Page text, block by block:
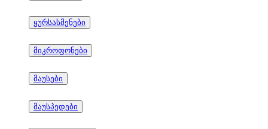
ყურსასმენები
მიკროფონები
მაუსები
მაუსპედები